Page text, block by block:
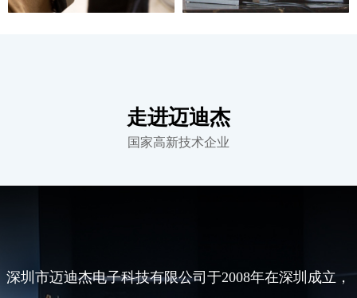
走进迈迪杰
国家高新技术企业
深圳市迈迪杰电子科技有限公司于2008年在深圳成立，